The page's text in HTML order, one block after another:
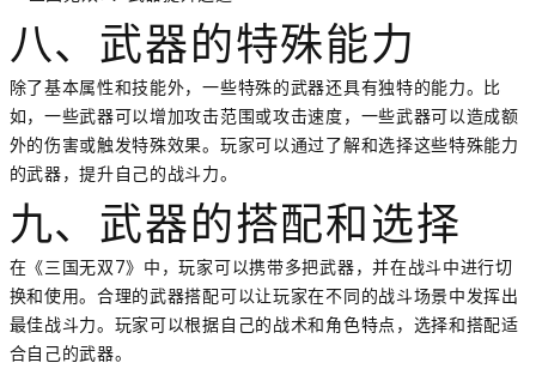
八、武器的特殊能力
除了基本属性和技能外，一些特殊的武器还具有独特的能力。比
如，一些武器可以增加攻击范围或攻击速度，一些武器可以造成额
外的伤害或触发特殊效果。玩家可以通过了解和选择这些特殊能力
的武器，提升自己的战斗力。
九、武器的搭配和选择
在《三国无双7》中，玩家可以携带多把武器，并在战斗中进行切
换和使用。合理的武器搭配可以让玩家在不同的战斗场景中发挥出
最佳战斗力。玩家可以根据自己的战术和角色特点，选择和搭配适
合自己的武器。